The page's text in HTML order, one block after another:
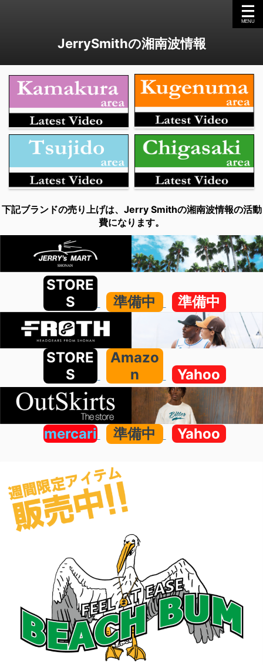
JerrySmithの湘南波情報
下記ブランドの売り上げは、Jerry Smithの湘南波情報の活動
費になります。
STORE
S
準備中 準備中
STORE
S
Amazo
n
Yahoo
mercari 準備中 Yahoo